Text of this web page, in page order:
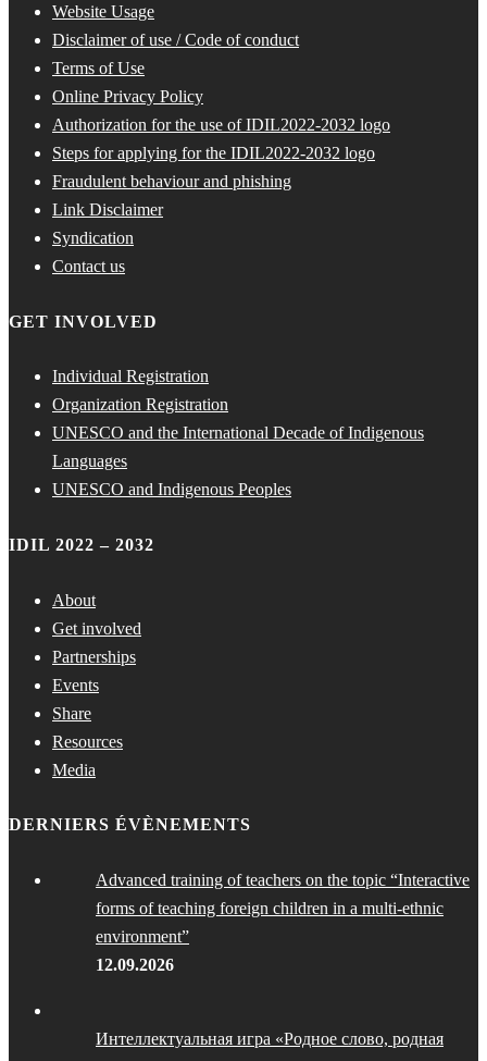
Website Usage
Disclaimer of use / Code of conduct
Terms of Use
Online Privacy Policy
Authorization for the use of IDIL2022-2032 logo
Steps for applying for the IDIL2022-2032 logo
Fraudulent behaviour and phishing
Link Disclaimer
Syndication
Contact us
GET INVOLVED
Individual Registration
Organization Registration
UNESCO and the International Decade of Indigenous
Languages
UNESCO and Indigenous Peoples
IDIL 2022 – 2032
About
Get involved
Partnerships
Events
Share
Resources
Media
DERNIERS ÉVÈNEMENTS
Advanced training of teachers on the topic “Interactive
forms of teaching foreign children in a multi-ethnic
environment”
12.09.2026
Интеллектуальная игра «Родное слово, родная